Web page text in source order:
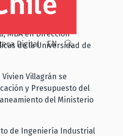
Digital EN
MBA en Dirección
de la Universidad de
Villagrán se
y Presupuesto del
del Ministerio
de Ingeniería Industrial